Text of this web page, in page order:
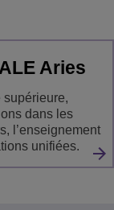
Aries
supérieure,
dans les
l’enseignement
unifiées.